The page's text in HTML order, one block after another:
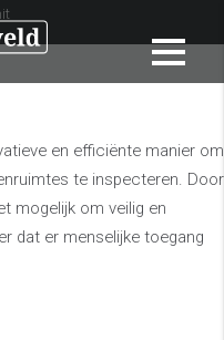
en efficiënte manier om
te inspecteren. Door
mogelijk om veilig en
dat er menselijke toegang